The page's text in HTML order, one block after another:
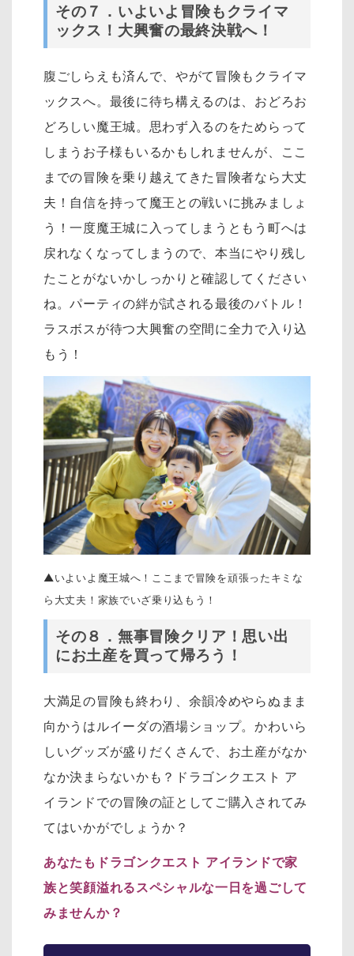
その７．いよいよ冒険もクライマ
ックス！大興奮の最終決戦へ！
腹ごしらえも済んで、やがて冒険もクライマ
ックスへ。最後に待ち構えるのは、おどろお
どろしい魔王城。思わず入るのをためらって
しまうお子様もいるかもしれませんが、ここ
までの冒険を乗り越えてきた冒険者なら大丈
夫！自信を持って魔王との戦いに挑みましょ
う！一度魔王城に入ってしまうともう町へは
戻れなくなってしまうので、本当にやり残し
たことがないかしっかりと確認してください
ね。パーティの絆が試される最後のバトル！
ラスボスが待つ大興奮の空間に全力で入り込
もう！
▲いよいよ魔王城へ！ここまで冒険を頑張ったキミな
ら大丈夫！家族でいざ乗り込もう！
その８．無事冒険クリア！思い出
にお土産を買って帰ろう！
大満足の冒険も終わり、余韻冷めやらぬまま
向かうはルイーダの酒場ショップ。かわいら
しいグッズが盛りだくさんで、お土産がなか
なか決まらないかも？ ドラゴンクエスト ア
イランドでの冒険の証としてご購入されてみ
てはいかがでしょうか？
あなたもドラゴンクエスト アイランドで家
族と笑顔溢れるスペシャルな一日を過ごして
みませんか？